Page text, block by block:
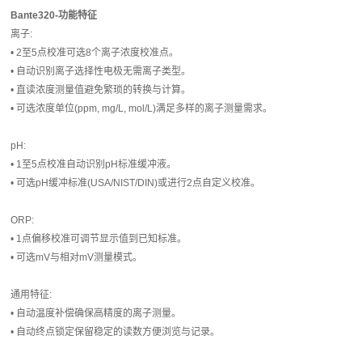
Bante320-功能特征
离子:
• 2至5点校准可选8个离子浓度校准点。
• 自动识别离子选择性电极无需离子类型。
• 直读浓度测量值避免繁琐的转换与计算。
• 可选浓度单位(ppm, mg/L, mol/L)满足多样的离子测量需求。
pH:
• 1至5点校准自动识别pH标准缓冲液。
• 可选pH缓冲标准(USA/NIST/DIN)或进行2点自定义校准。
ORP:
• 1点偏移校准可调节显示值到已知标准。
• 可选mV与相对mV测量模式。
通用特征:
• 自动温度补偿确保高精度的离子测量。
• 自动终点锁定保留稳定的读数方便浏览与记录。